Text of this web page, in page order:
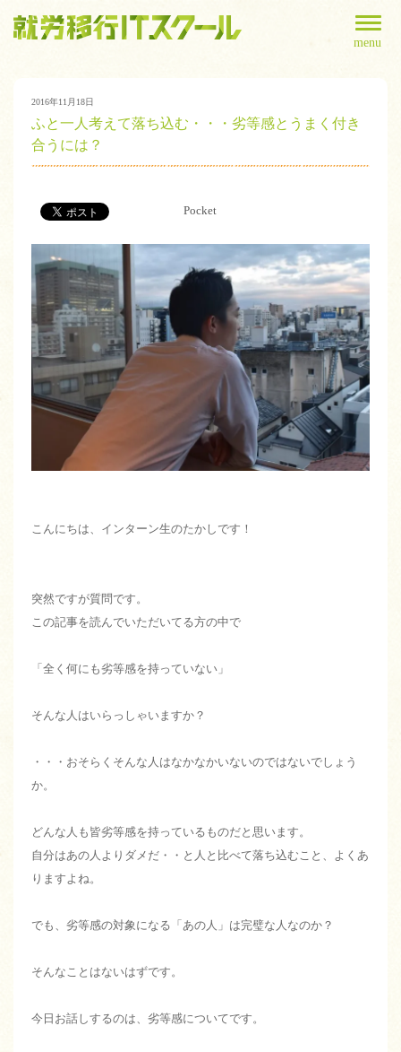
menu
2016年11月18日
ふと一人考えて落ち込む・・・劣等感とうまく付き
合うには？
Pocket
こんにちは、インターン生のたかしです！
突然ですが質問です。
この記事を読んでいただいてる方の中で
「全く何にも劣等感を持っていない」
そんな人はいらっしゃいますか？
・・・おそらくそんな人はなかなかいないのではないでしょう
か。
どんな人も皆劣等感を持っているものだと思います。
自分はあの人よりダメだ・・と人と比べて落ち込むこと、よくあ
りますよね。
でも、劣等感の対象になる「あの人」は完璧な人なのか？
そんなことはないはずです。
今日お話しするのは、劣等感についてです。